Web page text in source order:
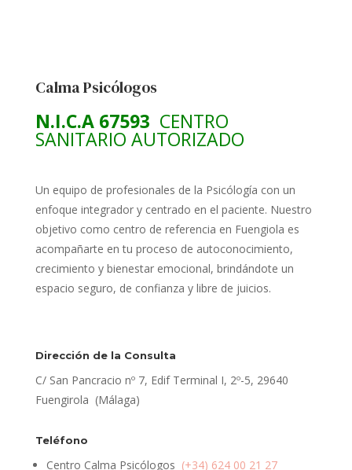
Calma Psicólogos
N.I.C.A 67593 CENTRO
SANITARIO AUTORIZADO
Un equipo de profesionales de la Psicólogía con un
enfoque integrador y centrado en el paciente. Nuestro
objetivo como centro de referencia en Fuengiola es
acompañarte en tu proceso de autoconocimiento,
crecimiento y bienestar emocional, brindándote un
espacio seguro, de confianza y libre de juicios.
Dirección de la Consulta
C/ San Pancracio nº 7, Edif Terminal I, 2º-5, 29640
Fuengirola (Málaga)
Teléfono
Centro Calma Psicólogos (+34) 624 00 21 27